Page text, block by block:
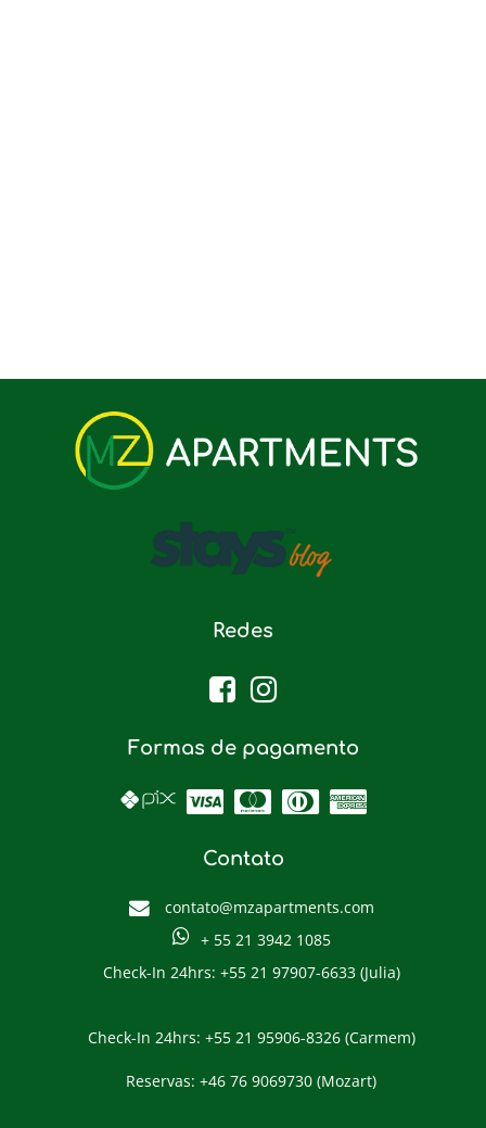
Redes
Formas de pagamento
Contato
contato@mzapartments.com
+ 55 21 3942 1085
Check-In 24hrs: +55 21 97907-6633 (Julia)
Check-In 24hrs: +55 21 95906-8326 (Carmem)
Reservas: +46 76 9069730 (Mozart)